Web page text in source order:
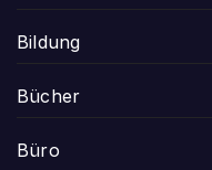
Bildung
Bücher
Büro